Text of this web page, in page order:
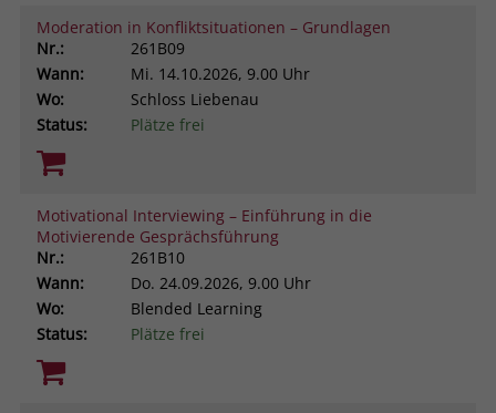
Moderation in Konfliktsituationen – Grundlagen
Nr.:
261B09
Wann:
Mi. 14.10.2026, 9.00 Uhr
Wo:
Schloss Liebenau
Status:
Plätze frei
Motivational Interviewing – Einführung in die
Motivierende Gesprächsführung
Nr.:
261B10
Wann:
Do. 24.09.2026, 9.00 Uhr
Wo:
Blended Learning
Status:
Plätze frei